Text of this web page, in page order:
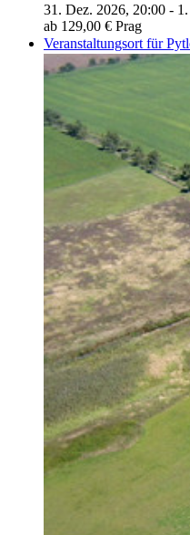
31. Dez. 2026, 20:00 -
ab 129,00 € Prag
Veranstaltungsort für